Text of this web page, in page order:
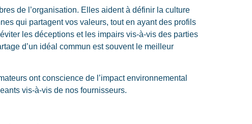
de l’organisation. Elles aident à définir la culture
qui partagent vos valeurs, tout en ayant des profils
les déceptions et les impairs vis-à-vis des parties
d’un idéal commun est souvent le meilleur
ont conscience de l’impact environnemental
vis-à-vis de nos fournisseurs.